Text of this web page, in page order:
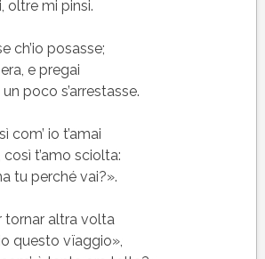
oltre mi pinsi.
ch’io posasse;
e pregai
poco s’arrestasse.
com’ io t’amai
t’amo sciolta:
tu perché vai?».
tornar altra volta
questo vïaggio»,